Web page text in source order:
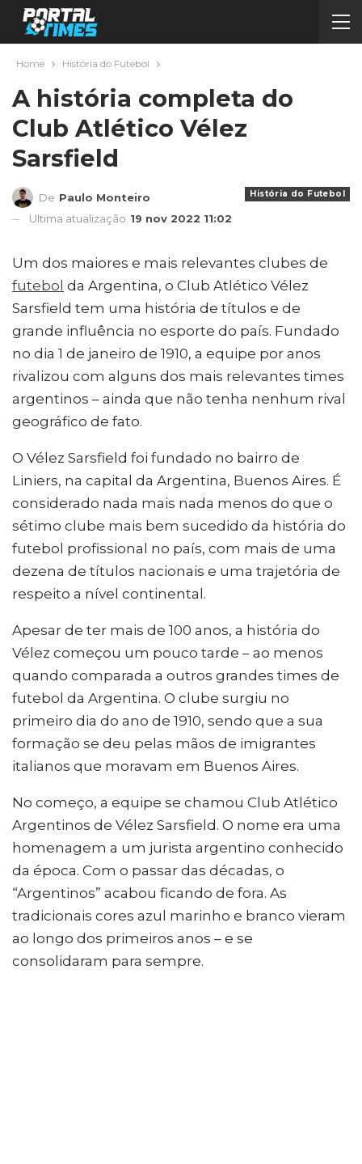
Home História do Futebol
A história completa do
Club Atlético Vélez
Sarsfield
História do Futebol
De Paulo Monteiro
Ultima atualização 19 nov 2022 11:02
Um dos maiores e mais relevantes clubes de
futebol da Argentina, o Club Atlético Vélez
Sarsfield tem uma história de títulos e de
grande influência no esporte do país. Fundado
no dia 1 de janeiro de 1910, a equipe por anos
rivalizou com alguns dos mais relevantes times
argentinos – ainda que não tenha nenhum rival
geográfico de fato.
O Vélez Sarsfield foi fundado no bairro de
Liniers, na capital da Argentina, Buenos Aires. É
considerado nada mais nada menos do que o
sétimo clube mais bem sucedido da história do
futebol profissional no país, com mais de uma
dezena de títulos nacionais e uma trajetória de
respeito a nível continental.
Apesar de ter mais de 100 anos, a história do
Vélez começou um pouco tarde – ao menos
quando comparada a outros grandes times de
futebol da Argentina. O clube surgiu no
primeiro dia do ano de 1910, sendo que a sua
formação se deu pelas mãos de imigrantes
italianos que moravam em Buenos Aires.
No começo, a equipe se chamou Club Atlético
Argentinos de Vélez Sarsfield. O nome era uma
homenagem a um jurista argentino conhecido
da época. Com o passar das décadas, o
“Argentinos” acabou ficando de fora. As
tradicionais cores azul marinho e branco vieram
ao longo dos primeiros anos – e se
consolidaram para sempre.